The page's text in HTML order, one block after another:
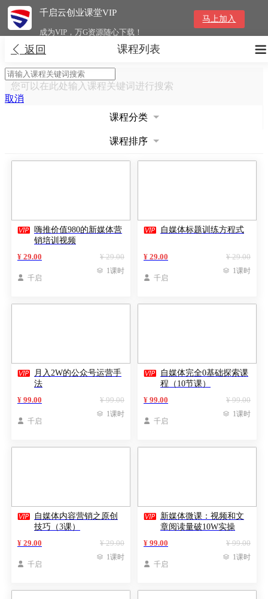
千启云创业课堂VIP
成为VIP，万G资源随心下载！
马上加入
 返回 
课程列表
您可以在此处输入课程关键词进行搜索
取消
课程分类
课程排序
 嗨推价值980的新媒体营
销培训视频
¥ 29.00
¥ 29.00
 千启
 1课时
 自媒体标题训练方程式
¥ 29.00
¥ 29.00
 千启
 1课时
 月入2W的公众号运营手
法
¥ 99.00
¥ 99.00
 千启
 1课时
 自媒体完全0基础探索课
程（10节课）
¥ 99.00
¥ 99.00
 千启
 1课时
 自媒体内容营销之原创
技巧（3课）
¥ 29.00
¥ 29.00
 千启
 1课时
 新媒体微课：视频和文
章阅读量破10W实操
¥ 99.00
¥ 99.00
 千启
 1课时